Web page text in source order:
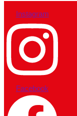
Instagram
Facebook